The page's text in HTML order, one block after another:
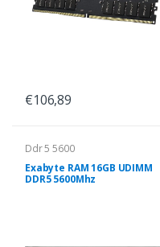
€106,89
Ddr 5 5600
Exabyte RAM 16GB UDIMM
DDR5 5600Mhz